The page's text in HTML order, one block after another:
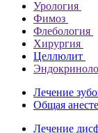
Урология
Фимоз
Флебология
Хирургия
Целлюлит
Лечение
Общая
Лечение